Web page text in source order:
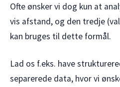
Ofte ønsker vi dog kun at
vis afstand, og den tredje
kan bruges til dette formål.
Lad os f.eks. have
separerede data, hvor vi